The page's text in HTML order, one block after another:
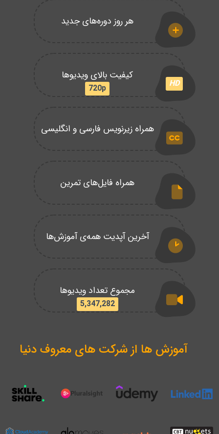
هر روز دوره‌های جدید
HD
کیفیت بالای ویدیوها
720p
همراه زیرنویس فارسی و انگلیسی
همراه فایل‌های تمرین
آخرین آپدیت همه‌ی آموزش‌ها
مجموع تعداد ویدیوها
5,347,282
آموزش ها از شرکت های معروف دنیا